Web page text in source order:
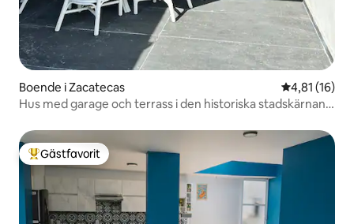
Boende i Zacatecas 4,81 av 5 i
4,81 (16)
Hus med garage och terrass i den historiska stadskärnan i
Populär gästfavorit
Gästfavorit